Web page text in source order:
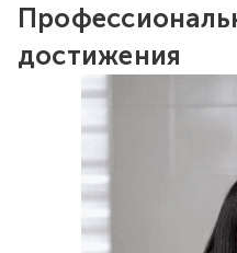
достижения